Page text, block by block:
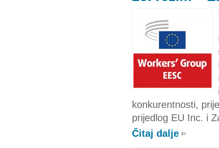
konkurentnosti,
prijedlog EU Inc. i
Čitaj dalje